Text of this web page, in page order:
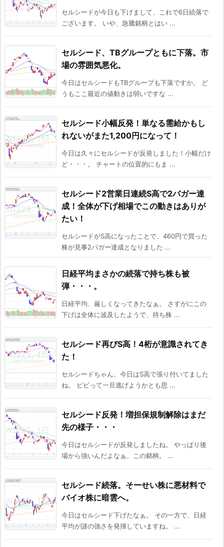
セルシードが今日も下げまして、これで6日続落で
ございます。 いや、急騰銘柄とはい ...
セルシード、TBグループともに下落。市
場の雰囲気悪化。
今日はセルシードもTBグループも下落ですか。 ど
うもここ最近の値動きは弱いですな ...
セルシード小幅反発！単なる需給かもし
れないがまた1,200円になって！
今日は久々にセルシードが反発しました！小幅だけ
ど・・・。 チャートの位置的にもま ...
セルシード2営業日連続S高で2バガー達
成！全体が下げ相場でこの動きはありが
たい！
セルシードがS高になったことで、460円で買った
株が見事2バガー達成となりました ...
日経平均まさかの続落で持ち株も被
弾・・・。
日経平均、厳しくなってきたなぁ。 さすがにこの
下げは全体に波及したようで、持ち株 ...
セルシード再びS高！4桁が意識されてき
た！
セルシードちゃん、今日はS高で張り付いてました
ね。 ビビって一旦逃げようかとも思 ...
セルシード反発！増担保規制解除はまだ
先の様子・・・
今日はセルシードが反発しましたね。 やっぱり後
場から強いんだよなぁ、この銘柄。 ...
セルシード続落。そーせい株に悪材料で
バイオ株に暗雲へ。
今日はセルシード下げたなぁ。 その一方で、日経
平均が謎の強さを発揮していますね。 ...